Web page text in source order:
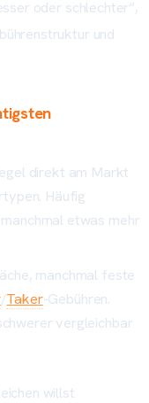
oder schlechter“,
und
direkt am Markt
Häufig
etwas mehr
manchmal feste
/Taker-Gebühren.
vergleichbar
willst